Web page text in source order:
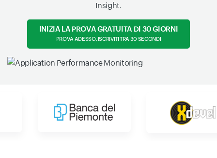
Insight.
INIZIA LA PROVA GRATUITA DI 30 GIORNI
PROVA ADESSO, ISCRIVITI TRA 30 SECONDI